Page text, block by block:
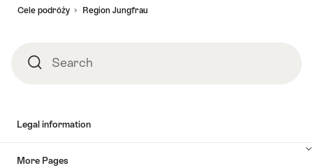
Cele podróży
Region Jungfrau
SearchSearch
Legal information
More Pages